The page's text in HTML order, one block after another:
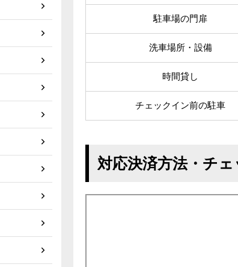
駐車場の門扉
洗車場所・設備
時間貸し
チェックイン前の駐車
対応決済方法・チ